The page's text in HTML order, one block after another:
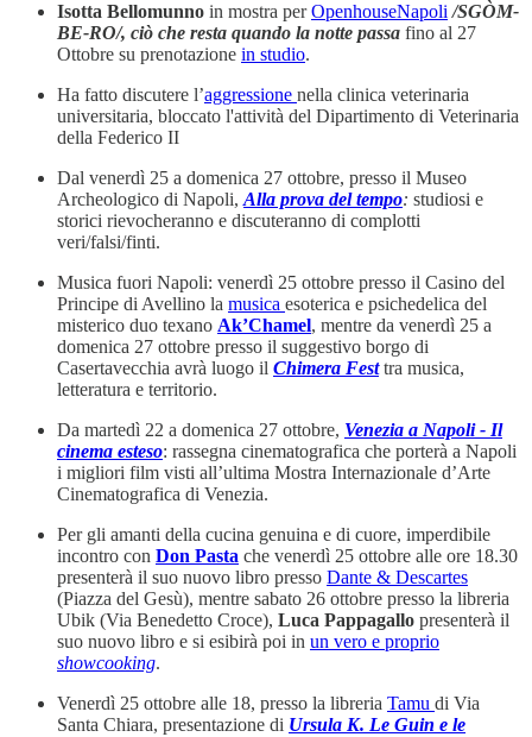
Isotta Bellomunno in mostra perOpenhouseNapoli /SGÒM-
BE-RO/, ciò che resta quando la notte passa fino al 27
Ottobre su prenotazione in studio.
Ha fatto discutere l’aggressione nella clinica veterinaria
universitaria, bloccato l'attività del Dipartimento di Veterinaria
della Federico II
Dal venerdì 25 a domenica 27 ottobre, presso il Museo
Archeologico di Napoli, Alla prova del tempo: studiosi e
storici rievocheranno e discuteranno di complotti
veri/falsi/finti.
Musica fuori Napoli: venerdì 25 ottobre presso il Casino del
Principe di Avellino la musica esoterica e psichedelica del
misterico duo texano Ak’Chamel, mentre da venerdì 25 a
domenica 27 ottobre presso il suggestivo borgo di
Casertavecchia avrà luogo il Chimera Festtra musica,
letteratura e territorio.
Da martedì 22 a domenica 27 ottobre, Venezia a Napoli - Il
cinema esteso: rassegna cinematografica che porterà a Napoli
i migliori film visti all’ultima Mostra Internazionale d’Arte
Cinematografica di Venezia.
Per gli amanti della cucina genuina e di cuore, imperdibile
incontro con Don Pasta che venerdì 25 ottobre alle ore 18.30
presenterà il suo nuovo libro presso Dante & Descartes
(Piazza del Gesù), mentre sabato 26 ottobre presso la libreria
Ubik (Via Benedetto Croce), Luca Pappagallo presenterà il
suo nuovo libro e si esibirà poi in un vero e proprio
showcooking.
Venerdì 25 ottobre alle 18, presso la libreria Tamu di Via
Santa Chiara, presentazione di Ursula K. Le Guin e le